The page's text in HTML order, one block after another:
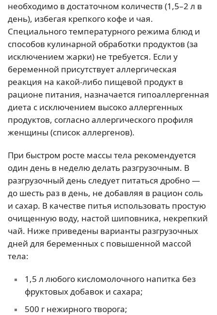
необходимо в достаточном количеств (1,5–2 л в
день), избегая крепкого кофе и чая.
Специального температурного режима блюд и
способов кулинарной обработки продуктов (за
исключением жарки) не требуется. Если у
беременной присутствует аллергическая
реакция на какой-либо пищевой продукт в
рационе питания, назначается гипоаллергенная
диета с исключением высоко аллергенных
продуктов, согласно аллергического профиля
женщины (список аллергенов).
При быстром росте массы тела рекомендуется
один день в неделю делать разгрузочным. В
разгрузочный день следует питаться дробно —
до шесть раз в день, не добавляя в рацион соль
и сахар. В качестве питья использовать простую
очищенную воду, настой шиповника, некрепкий
чай. Ниже приведены варианты разгрузочных
дней для беременных с повышенной массой
тела:
1,5 л любого кисломолочного напитка без
фруктовых добавок и сахара;
500 г нежирного творога;